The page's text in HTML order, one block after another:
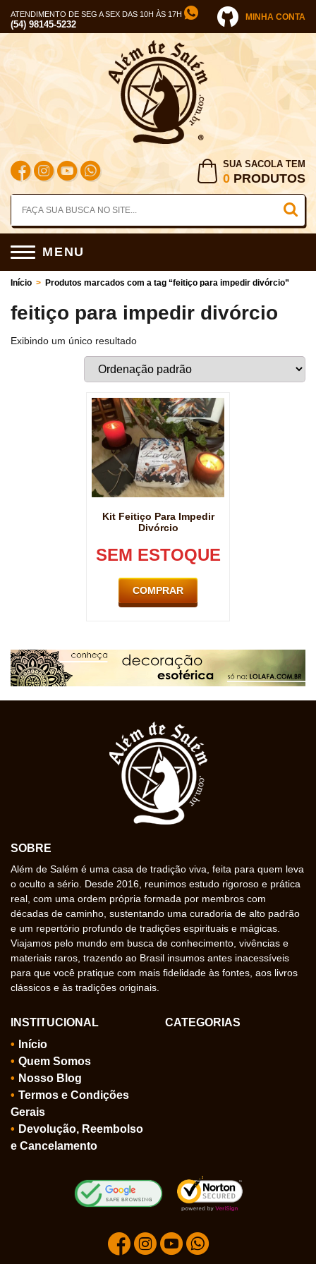
ATENDIMENTO DE SEG A SEX DAS 10H ÀS 17H
(54) 98145-5232
MINHA CONTA
SUA SACOLA TEM
0 PRODUTOS
MENU
Início > Produtos marcados com a tag “feitiço para impedir divórcio”
feitiço para impedir divórcio
Exibindo um único resultado
Kit Feitiço Para Impedir
Divórcio
SEM ESTOQUE
COMPRAR
SOBRE
Além de Salém é uma casa de tradição viva, feita para quem leva
o oculto a sério. Desde 2016, reunimos estudo rigoroso e prática
real, com uma ordem própria formada por membros com
décadas de caminho, sustentando uma curadoria de alto padrão
e um repertório profundo de tradições espirituais e mágicas.
Viajamos pelo mundo em busca de conhecimento, vivências e
materiais raros, trazendo ao Brasil insumos antes inacessíveis
para que você pratique com mais fidelidade às fontes, aos livros
clássicos e às tradições originais.
INSTITUCIONAL
Início
Quem Somos
Nosso Blog
Termos e Condições
Gerais
Devolução, Reembolso
e Cancelamento
CATEGORIAS